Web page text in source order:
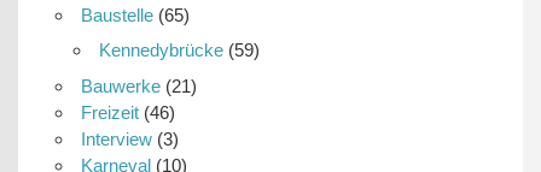
Baustelle(65)
Kennedybrücke(59)
Bauwerke(21)
Freizeit(46)
Interview(3)
Karneval(10)